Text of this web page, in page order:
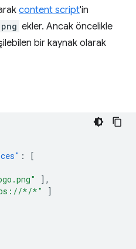
content script'in
ekler. Ancak öncelikle
bir kaynak olarak
:
[
],
*/*"
]